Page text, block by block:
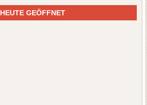
HEUTE GEÖFFNET